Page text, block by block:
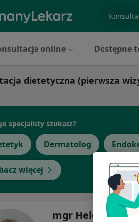
online Dostępne
dietetyczna (pierwsza
specjalisty szukasz?
Dermatolog
więcej
mgr Helena